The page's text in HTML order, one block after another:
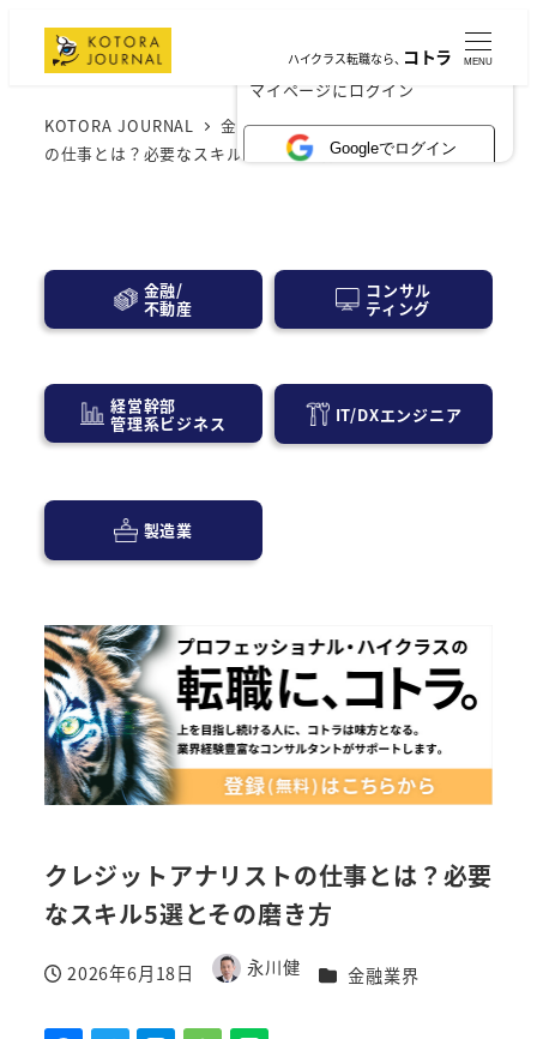
×
マイページにログイン
Googleでログイン
ハイクラス転職なら、コトラ MENU
KOTORA JOURNAL 金融業界
クレジットアナリスト
の仕事とは？必要なスキル5選とその磨き方
金融/
不動産
コンサル
ティング
経営幹部
管理系ビジネス IT/DXエンジニア
製造業
クレジットアナリストの仕事とは？必要
なスキル5選とその磨き方
投稿日
2026年6月18日
著
永川健 カテゴリー
金融業界